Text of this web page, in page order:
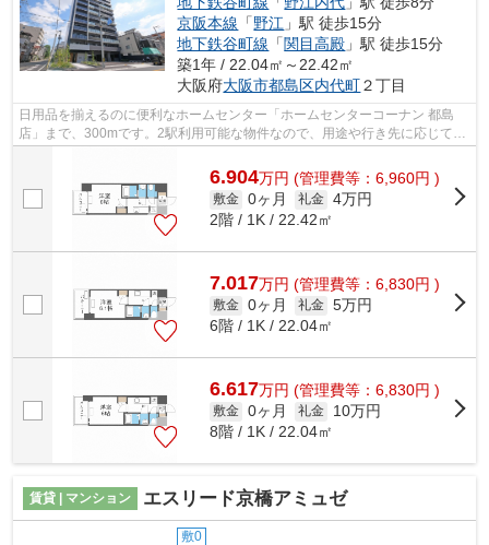
京阪本線 「野江 」駅 徒歩15分
地下鉄谷町線 「関目高殿 」駅 徒歩15分
築1年 / 22.04㎡～22.42㎡
大阪府大阪市都島区内代町２丁目
日用品を揃えるのに便利なホームセンター「ホームセンターコーナン 都島
店」まで、300mです。2駅利用可能な物件なので、用途や行き先に応じて経
路を選択できます。共用部にはエレベー...
6.904万円 (管理費等：6,960円 )
敷金 0ヶ月 礼金 4万円
2階 / 1K / 22.42㎡
7.017万円 (管理費等：6,830円 )
敷金 0ヶ月 礼金 5万円
6階 / 1K / 22.04㎡
6.617万円 (管理費等：6,830円 )
敷金 0ヶ月 礼金
10万円
8階 / 1K / 22.04㎡
賃貸 | マンション エスリード京橋アミュゼ
敷0